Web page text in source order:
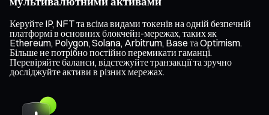
Керуйте IP, NFT та всіма видами токенів на одній безпечній
платформі в основних блокчейн-мережах, таких як
Ethereum, Polygon, Solana, Arbitrum, Base та Optimism.
Більше не потрібно постійно перемикати гаманці.
Перевіряйте баланси, відстежуйте транзакції та зручно
досліджуйте активи в різних мережах.